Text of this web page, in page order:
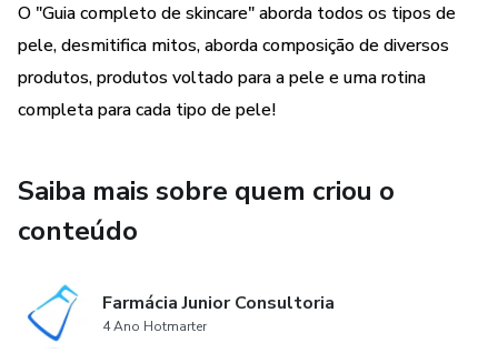
O "Guia completo de skincare" aborda todos os tipos de
pele, desmitifica mitos, aborda composição de diversos
produtos, produtos voltado para a pele e uma rotina
completa para cada tipo de pele!
Saiba mais sobre quem criou o
conteúdo
Farmácia Junior Consultoria
4 Ano Hotmarter